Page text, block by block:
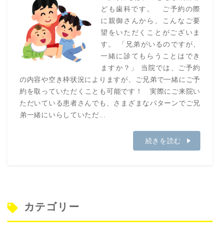
ども歯科です。 ご予約の際
に親御さんから、こんなご要
望をいただくことがございま
す。 「兄弟がいるのですが、
一緒に診てもらうことはでき
ますか？」 当院では、ご予約
の内容や空き枠状況によりますが、ご兄弟で一緒にご予
約を取っていただくことも可能です！ 実際にご来院い
ただいている患者さんでも、さまざまなパターンでご兄
弟一緒にいらしていただ...
続きを読む
カテゴリー